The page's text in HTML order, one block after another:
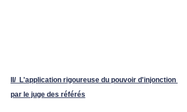
II/  L'application rigoureuse du pouvoir d'injonction
par le juge des référés